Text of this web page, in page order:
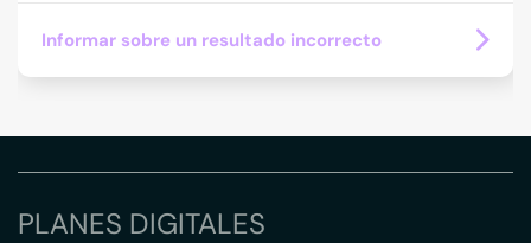
Informar sobre un resultado incorrecto
PLANES DIGITALES